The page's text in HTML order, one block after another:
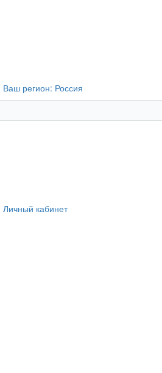
Ваш регион: Россия
Личный кабинет